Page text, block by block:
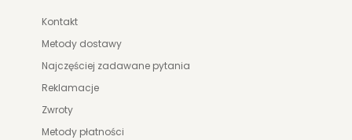
Kontakt
Metody dostawy
Najczęściej zadawane pytania
Reklamacje
Zwroty
Metody płatności